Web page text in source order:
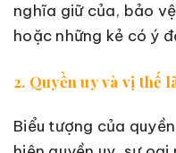
nghĩa giữ của, bảo
hoặc những kẻ có ý
2. Quyền uy và vị thế
Biểu tượng của